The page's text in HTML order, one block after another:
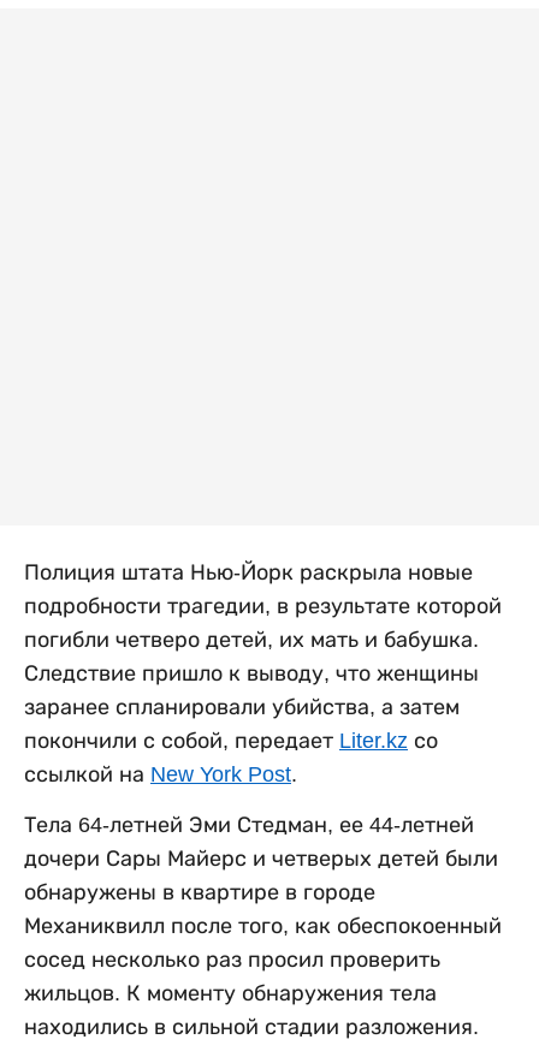
Полиция штата Нью-Йорк раскрыла новые
подробности трагедии, в результате которой
погибли четверо детей, их мать и бабушка.
Следствие пришло к выводу, что женщины
заранее спланировали убийства, а затем
покончили с собой, передает Liter.kz со
ссылкой на New York Post.
Тела 64-летней Эми Стедман, ее 44-летней
дочери Сары Майерс и четверых детей были
обнаружены в квартире в городе
Механиквилл после того, как обеспокоенный
сосед несколько раз просил проверить
жильцов. К моменту обнаружения тела
находились в сильной стадии разложения.